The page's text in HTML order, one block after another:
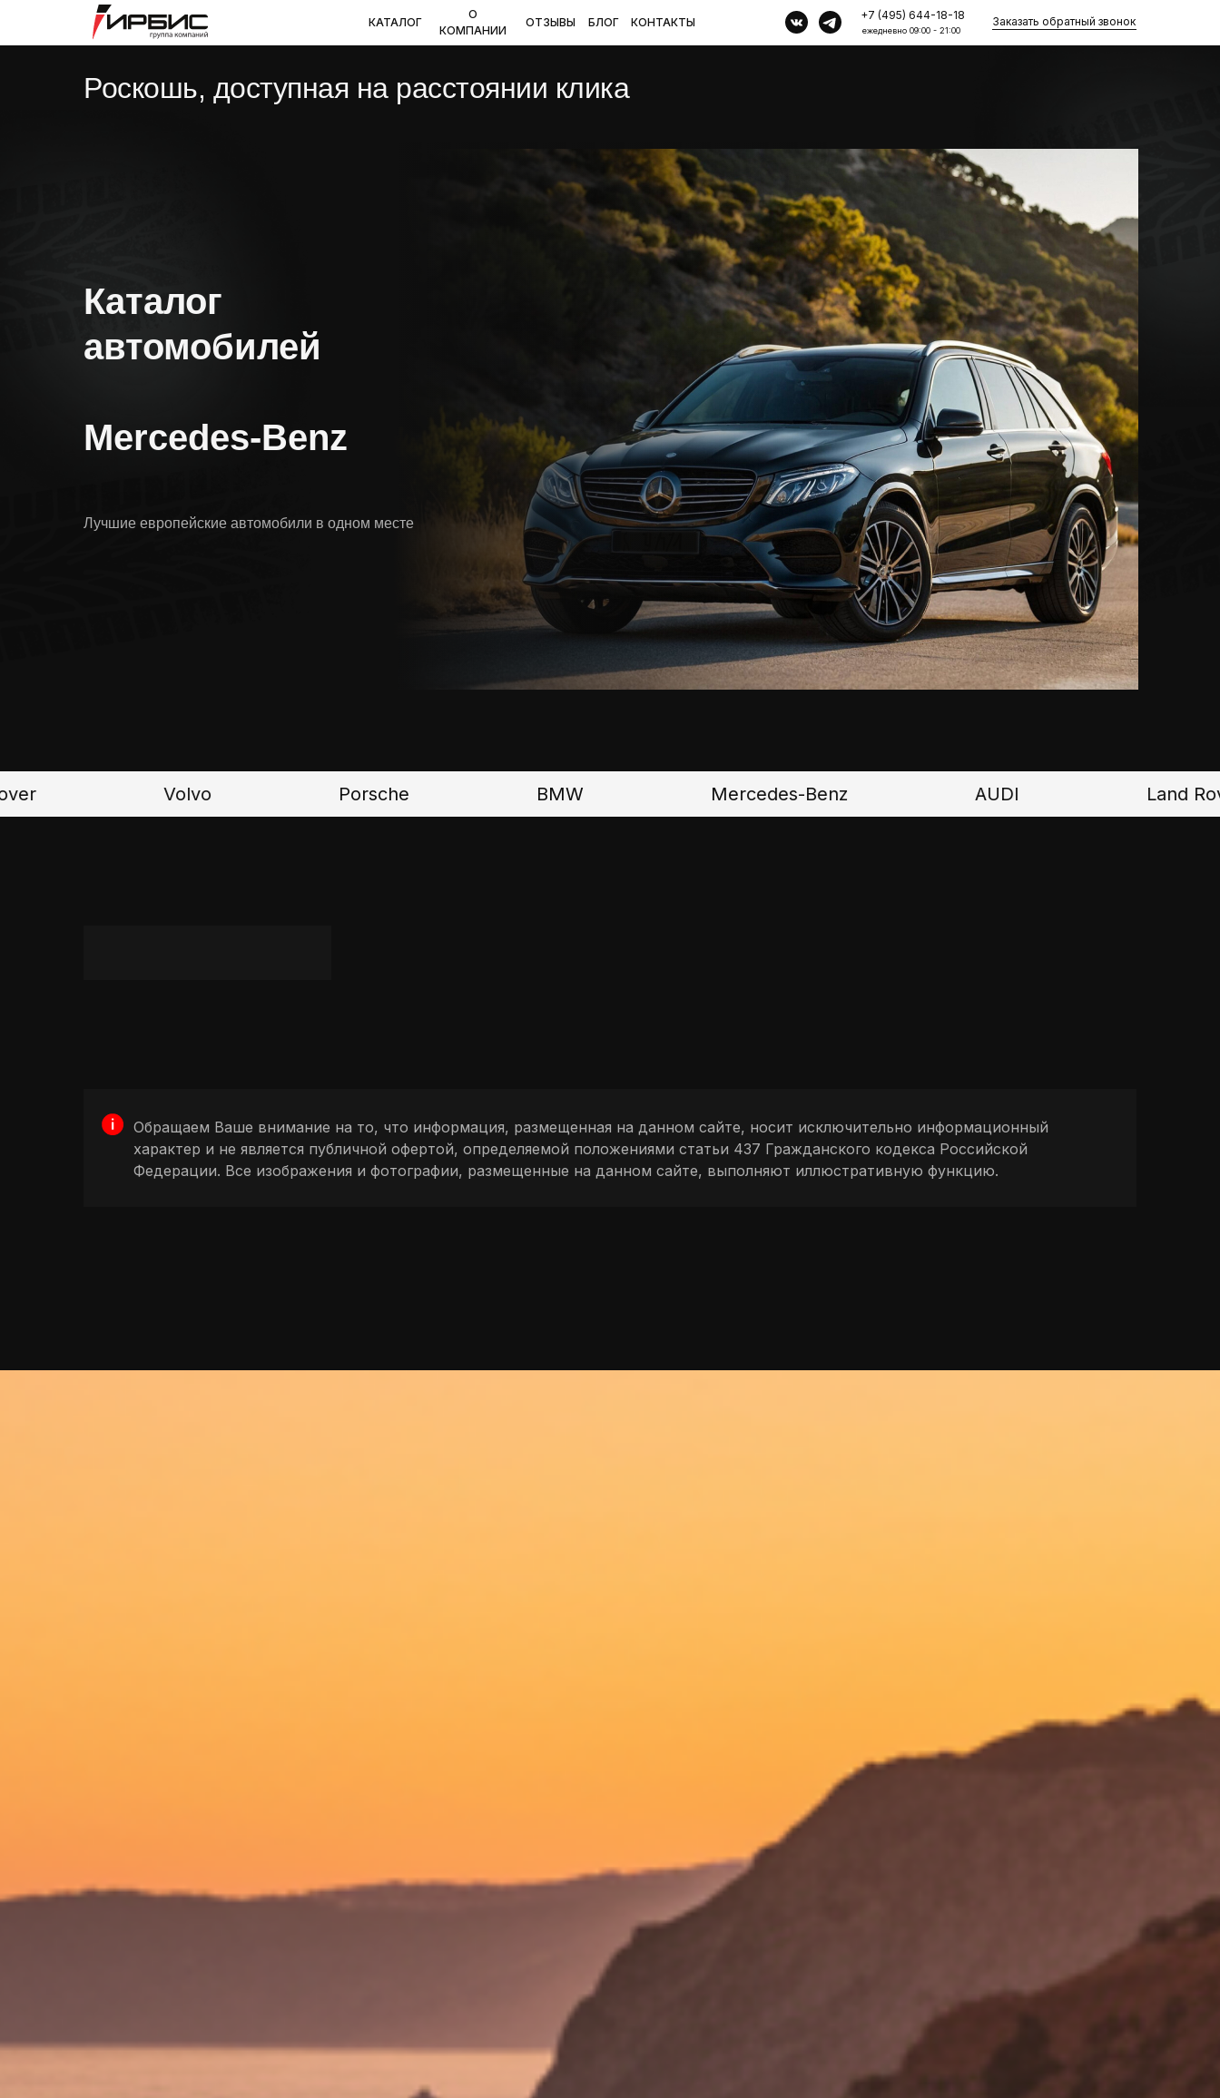
Заказать обратный звонок
ежедневно 09:00 - 21:00
+7 (495) 644-18-18
КОНТАКТЫ
КАТАЛОГ
О
КОМПАНИИ
ОТЗЫВЫ БЛОГ
Каталог
автомобилей
Mercedes-Benz
Лучшие европейские автомобили в одном месте
Роскошь, доступная на расстоянии клика
Mercedes-Benz
Обращаем Ваше внимание на то, что информация, размещенная на данном сайте, носит исключительно информационный
характер и не является публичной офертой, определяемой положениями статьи 437 Гражданского кодекса Российской
Федерации. Все изображения и фотографии, размещенные на данном сайте, выполняют иллюстративную функцию.